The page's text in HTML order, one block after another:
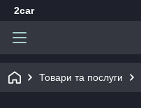
2car
Товари та послуги